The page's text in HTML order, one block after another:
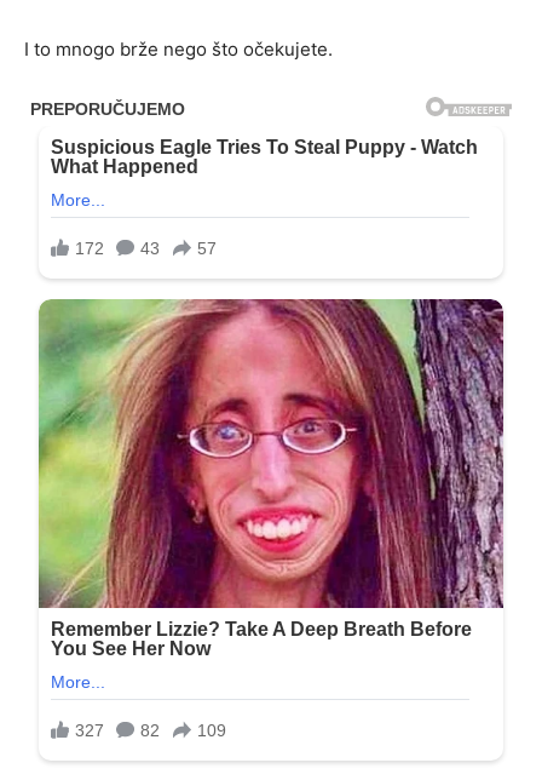
I to mnogo brže nego što očekujete.